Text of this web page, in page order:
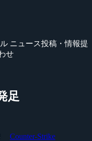
ニュース投稿・情報提
せ
足
Counter-Strike